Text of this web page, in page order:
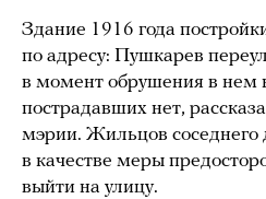
Здание 1916 года
по адресу: Пушкарев
в момент обрушения в нем
пострадавших нет,
мэрии. Жильцов соседнего
в качестве меры
выйти на улицу.